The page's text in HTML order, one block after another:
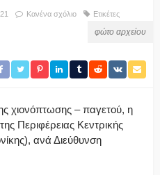
Κανένα σχόλιο Ετικέτες
φώτο αρχείου
χιονόπτωσης – παγετού, η
Περιφέρειας Κεντρικής
ανά Διεύθυνση